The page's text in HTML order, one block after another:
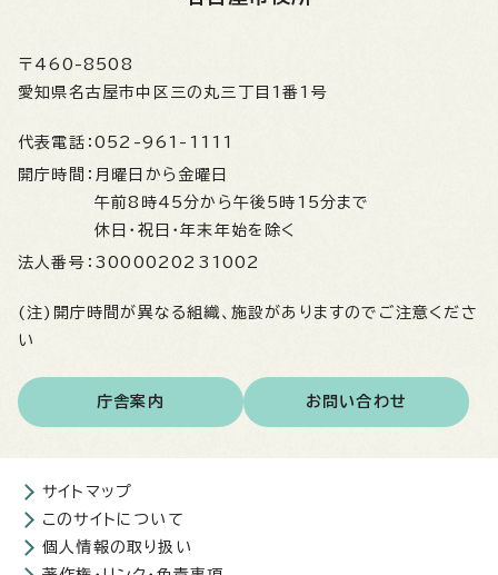
〒460-8508
愛知県名古屋市中区三の丸三丁目1番1号
代表電話： 052-961-1111
開庁時間： 月曜日から金曜日
午前8時45分から午後5時15分まで
休日・祝日・年末年始を除く
法人番号： 3000020231002
(注)開庁時間が異なる組織、施設がありますのでご注意くださ
い
庁舎案内 お問い合わせ
サイトマップ
このサイトについて
個人情報の取り扱い